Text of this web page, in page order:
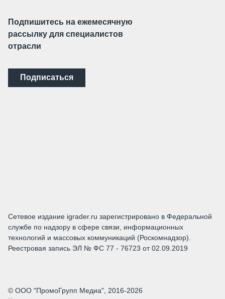
Подпишитесь на ежемесячную
рассылку для специалистов
отрасли
Подписаться
Сетевое издание igrader.ru зарегистрировано в Федеральной
службе по надзору в сфере связи, информационных
технологий и массовых коммуникаций (Роскомнадзор).
Реестровая запись ЭЛ № ФС 77 - 76723 от 02.09.2019
© ООО "ПромоГрупп Медиа", 2016-2026